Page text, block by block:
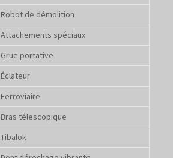
Robot de démolition
Attachements spéciaux
Grue portative
Éclateur
Ferroviaire
Bras télescopique
Tibalok